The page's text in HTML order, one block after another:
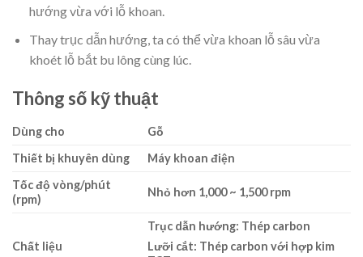
hướng vừa với lỗ khoan.
Thay trục dẫn hướng, ta có thể vừa khoan lỗ sâu vừa
khoét lỗ bắt bu lông cùng lúc.
Thông số kỹ thuật
Dùng cho
Gỗ
Thiết bị khuyên dùng
Máy khoan điện
Tốc độ vòng/phút
(rpm)
Nhỏ hơn 1,000 ~ 1,500 rpm
Chất liệu
Trục dẫn hướng: Thép carbon
Lưỡi cắt: Thép carbon với hợp kim